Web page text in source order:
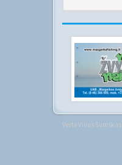
VertėVilius Šumskas